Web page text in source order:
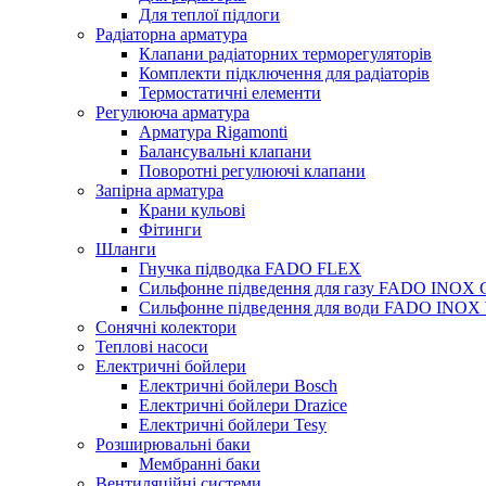
Для теплої підлоги
Радіаторна арматура
Клапани радіаторних терморегуляторів
Комплекти підключення для радіаторів
Термостатичні елементи
Регулююча арматура
Арматура Rigamonti
Балансувальні клапани
Поворотні регулюючі клапани
Запірна арматура
Крани кульові
Фітинги
Шланги
Гнучка підводка FADO FLEX
Сильфонне підведення для газу FADO INOX
Сильфонне підведення для води FADO INOX
Сонячні колектори
Теплові насоси
Електричні бойлери
Електричні бойлери Bosch
Електричні бойлери Drazice
Електричні бойлери Tesy
Розширювальні баки
Мембранні баки